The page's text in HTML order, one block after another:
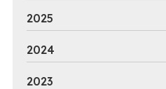
2025
2024
2023